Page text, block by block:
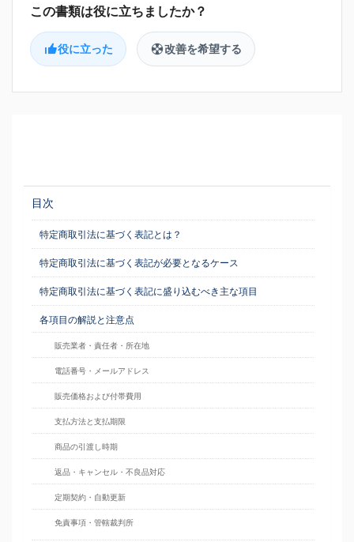
役に立った 改善を希望する
目次
特定商取引法に基づく表記とは？
特定商取引法に基づく表記が必要となるケース
特定商取引法に基づく表記に盛り込むべき主な項目
各項目の解説と注意点
販売業者・責任者・所在地
電話番号・メールアドレス
販売価格および付帯費用
支払方法と支払期限
商品の引渡し時期
返品・キャンセル・不良品対応
定期契約・自動更新
免責事項・管轄裁判所